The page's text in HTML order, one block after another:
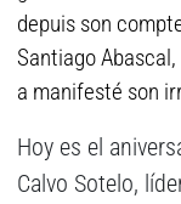
depuis son
Santiago
a manifesté son
Hoy es el
Calvo Sotelo,